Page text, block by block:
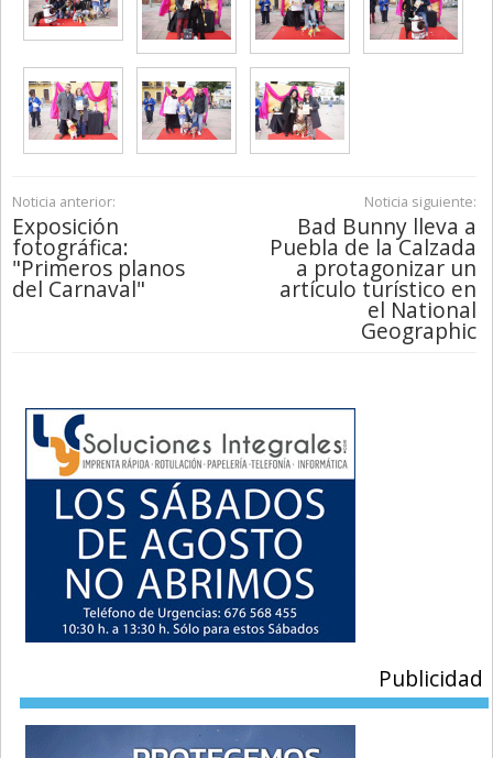
Noticia anterior:
Exposición
fotográfica:
"Primeros planos
del Carnaval"
Noticia siguiente:
Bad Bunny lleva a
Puebla de la Calzada
a protagonizar un
artículo turístico en
el National
Geographic
Publicidad